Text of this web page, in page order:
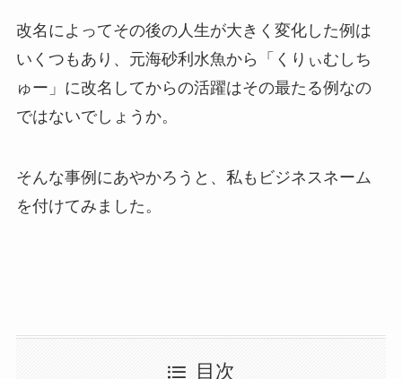
改名によってその後の人生が大きく変化した例は
いくつもあり、元海砂利水魚から「くりぃむしち
ゅー」に改名してからの活躍はその最たる例なの
ではないでしょうか。
そんな事例にあやかろうと、私もビジネスネーム
を付けてみました。
目次